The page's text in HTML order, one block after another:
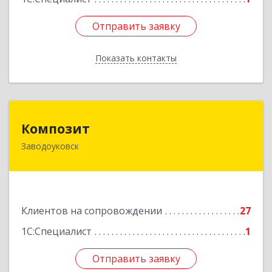
Отправить заявку
Показать контакты
Отправить заявку
Назад
Композит
Заводоуковск
Клиентов на сопровождении
27
1С:Специалист
1
Отправить заявку
627140, Тюменская обл, Заводоуковский р-н,
Отправить заявку